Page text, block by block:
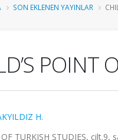
SON EKLENEN YAYINLAR
POINT
H.
OF TURKISH STUDIES,